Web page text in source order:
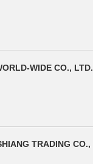
WIDE CO., LTD.
TRADING CO.,